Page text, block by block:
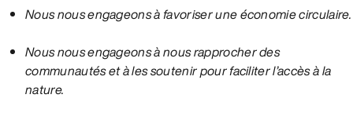
Nous nous engageons à favoriser une économie circulaire.
Nous nous engageons à nous rapprocher des
communautés et à les soutenir pour faciliter l’accès à la
nature.